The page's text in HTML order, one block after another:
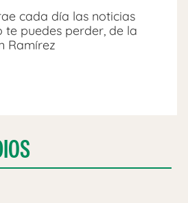
cada día las noticias
te puedes perder, de la
Ramírez